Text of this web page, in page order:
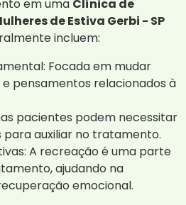
em uma Clínica de
de Estiva Gerbi - SP
incluem:
Focada em mudar
pensamentos relacionados à
pacientes podem necessitar
auxiliar no tratamento.
A recreação é uma parte
ajudando na
emocional.